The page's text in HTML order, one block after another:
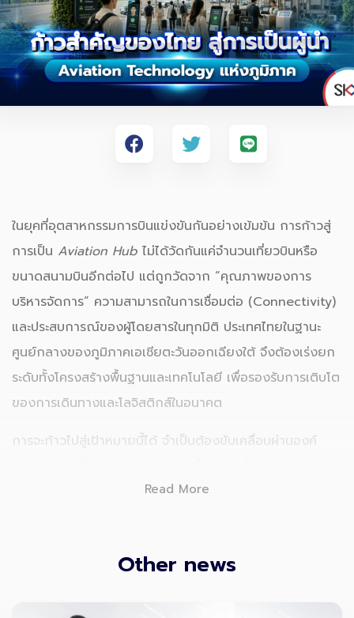
Read More
ในยุคที่อุตสาหกรรมการบินแข่งขันกันอย่างเข้มข้น การก้าวสู่
การเป็น Aviation Hub ไม่ได้วัดกันแค่จำนวนเที่ยวบินหรือ
ขนาดสนามบินอีกต่อไป แต่ถูกวัดจาก “คุณภาพของการ
บริหารจัดการ” ความสามารถในการเชื่อมต่อ (Connectivity)
และประสบการณ์ของผู้โดยสารในทุกมิติ ประเทศไทยในฐานะ
ศูนย์กลางของภูมิภาคเอเชียตะวันออกเฉียงใต้ จึงต้องเร่งยก
ระดับทั้งโครงสร้างพื้นฐานและเทคโนโลยี เพื่อรองรับการเติบโต
ของการเดินทางและโลจิสติกส์ในอนาคต
การจะก้าวไปสู่เป้าหมายนี้ได้ จำเป็นต้องขับเคลื่อนผ่านองค์
ประสบการณ์ผู้โดยสาร การบริหารจัดการการปฏิบัติการ และโค
Other news